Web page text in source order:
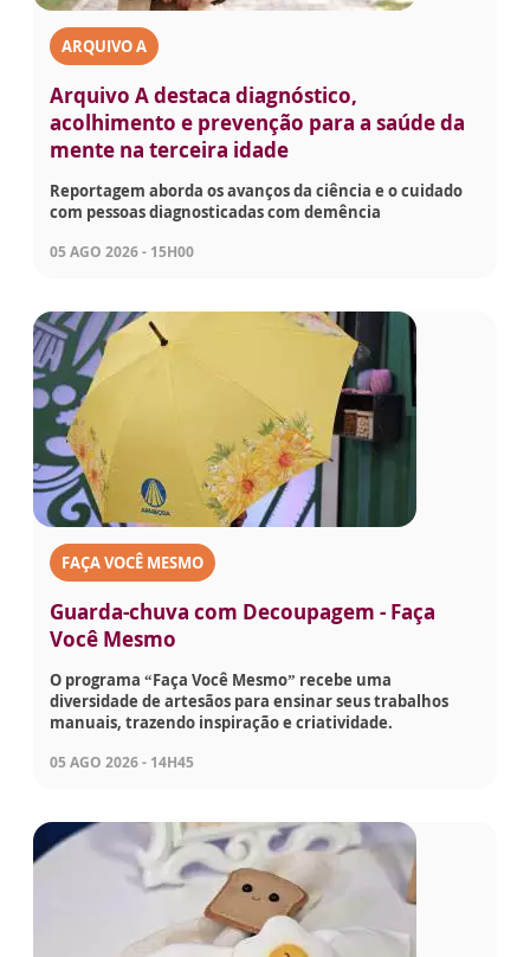
ARQUIVO A
Arquivo A destaca diagnóstico,
acolhimento e prevenção para a saúde da
mente na terceira idade
Reportagem aborda os avanços da ciência e o cuidado
com pessoas diagnosticadas com demência
05 AGO 2026 - 15H00
FAÇA VOCÊ MESMO
Guarda-chuva com Decoupagem - Faça
Você Mesmo
O programa “Faça Você Mesmo” recebe uma
diversidade de artesãos para ensinar seus trabalhos
manuais, trazendo inspiração e criatividade.
05 AGO 2026 - 14H45